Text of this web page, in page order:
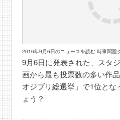
2016年9月6日のニュースを読む 時事問題
9月6日に発表された、スタ
画から最も投票数の多い作
オジブリ総選挙」で1位とな
ょう？